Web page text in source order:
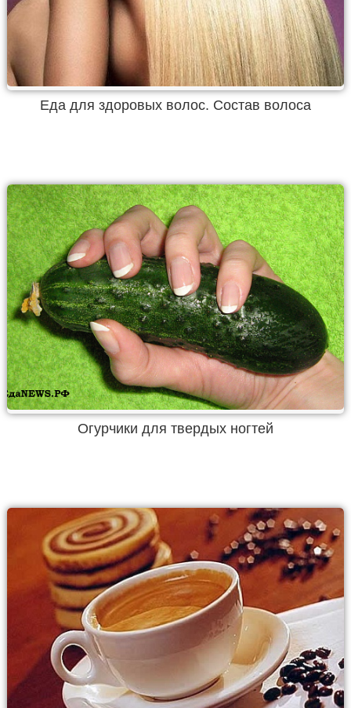
Еда для здоровых волос. Состав волоса
Огурчики для твердых ногтей